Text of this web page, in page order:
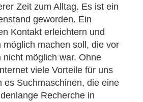
Zeit zum Alltag. Es ist ein
geworden. Ein
Kontakt erleichtern und
möglich machen soll, die vor
nicht möglich war. Ohne
viele Vorteile für uns
es Suchmaschinen, die eine
Recherche in